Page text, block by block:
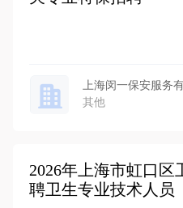
上海闵一保安服务
其他
2026年上海市虹口
聘卫生专业技术人员